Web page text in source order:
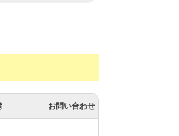
お問い合わせ